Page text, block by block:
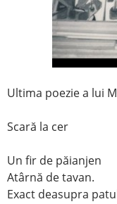
Ultima poezie a lui
Scară la cer
Un fir de păianjen
Atârnă de tavan.
Exact deasupra